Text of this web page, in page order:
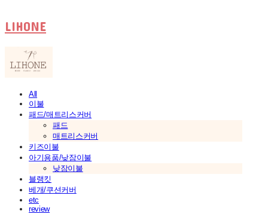
LIHONE
All
이불
패드/매트리스커버
패드
매트리스커버
키즈이불
아기용품/낮잠이불
낮잠이불
블랭킷
베개/쿠션커버
etc
review